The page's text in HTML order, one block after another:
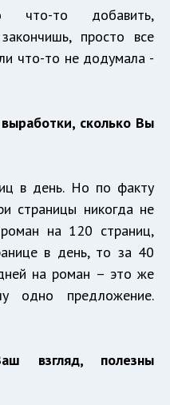
то добавить,
просто все
что-то не додумала -
сколько Вы
в день. Но по факту
страницы никогда не
на 120 страниц,
в день, то за 40
на роман – это же
одно предложение.
взгляд, полезны